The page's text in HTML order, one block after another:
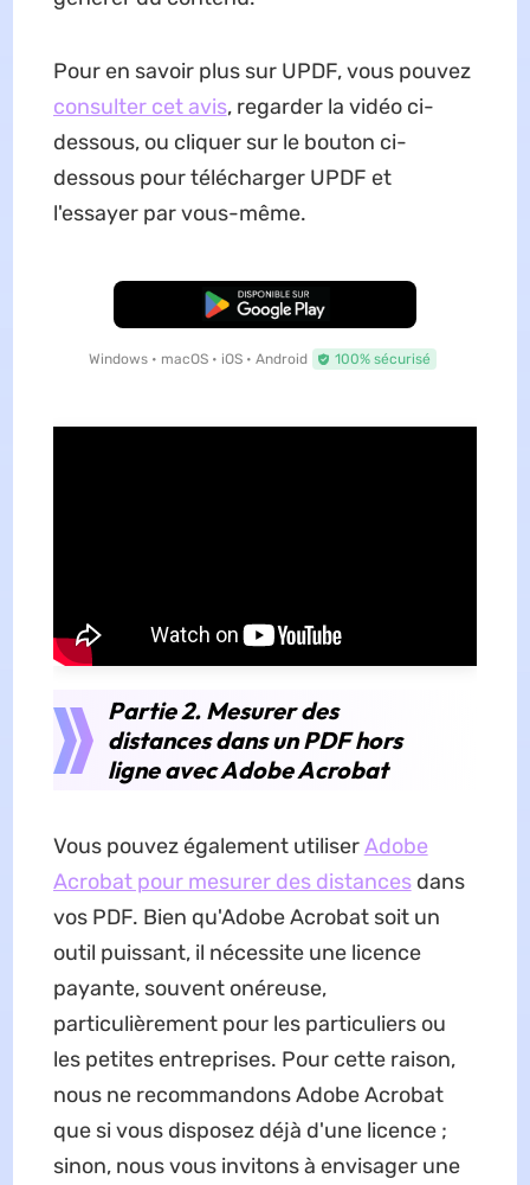
Pour en savoir plus sur UPDF, vous pouvez
consulter cet avis, regarder la vidéo ci-
dessous, ou cliquer sur le bouton ci-
dessous pour télécharger UPDF et
l'essayer par vous-même.
TÉLÉCHARGER
Windows • macOS • iOS • Android 100% sécurisé
Partie 2. Mesurer des
distances dans un PDF hors
ligne avec Adobe Acrobat
Vous pouvez également utiliserAdobe
Acrobat pour mesurer des distancesdans
vos PDF. Bien qu'Adobe Acrobat soit un
outil puissant, il nécessite une licence
payante, souvent onéreuse,
particulièrement pour les particuliers ou
les petites entreprises. Pour cette raison,
nous ne recommandons Adobe Acrobat
que si vous disposez déjà d'une licence ;
sinon, nous vous invitons à envisager une